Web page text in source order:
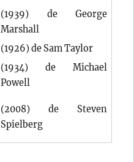
(1939) de George
Marshall
(1926) de Sam Taylor
(1934) de Michael
Powell
(2008) de Steven
Spielberg